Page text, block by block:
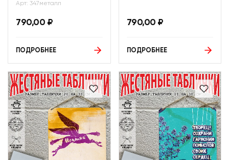
Арт: 347металл
790,00 ₽
ПОДРОБНЕЕ
790,00 ₽
ПОДРОБНЕЕ